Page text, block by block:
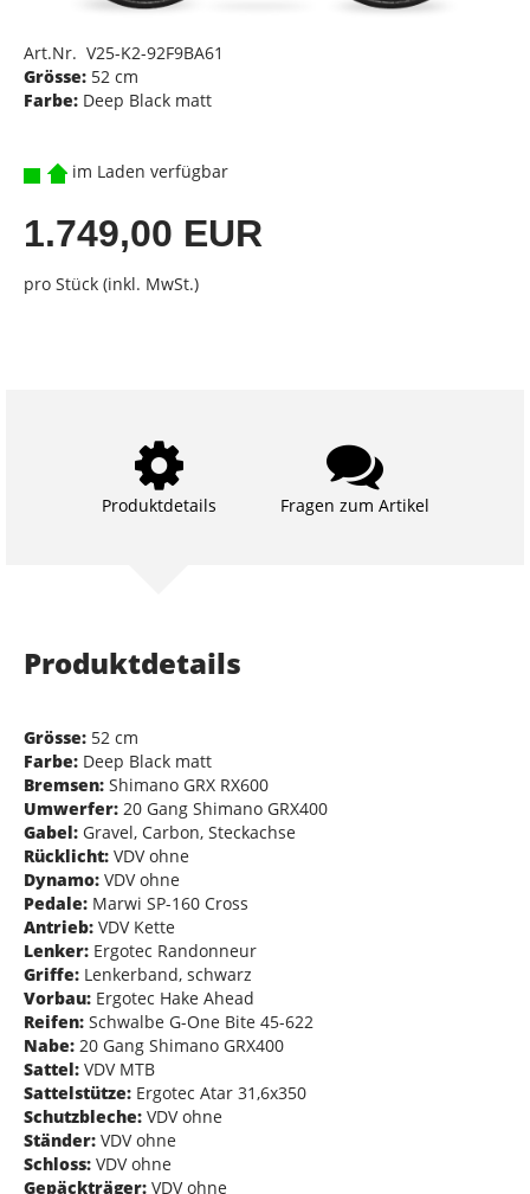
Art.Nr. V25-K2-92F9BA61
Grösse: 52 cm
Farbe: Deep Black matt
im Laden verfügbar
1.749,00 EUR
pro Stück (inkl. MwSt.)
Produktdetails Fragen zum Artikel
Produktdetails
Grösse: 52 cm
Farbe: Deep Black matt
Bremsen: Shimano GRX RX600
Umwerfer: 20 Gang Shimano GRX400
Gabel: Gravel, Carbon, Steckachse
Rücklicht: VDV ohne
Dynamo: VDV ohne
Pedale: Marwi SP-160 Cross
Antrieb: VDV Kette
Lenker: Ergotec Randonneur
Griffe: Lenkerband, schwarz
Vorbau: Ergotec Hake Ahead
Reifen: Schwalbe G-One Bite 45-622
Nabe: 20 Gang Shimano GRX400
Sattel: VDV MTB
Sattelstütze: Ergotec Atar 31,6x350
Schutzbleche: VDV ohne
Ständer: VDV ohne
Schloss: VDV ohne
Gepäckträger: VDV ohne